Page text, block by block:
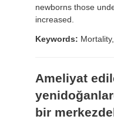
newborns those
increased.
Keywords:
Ameliyat
bir